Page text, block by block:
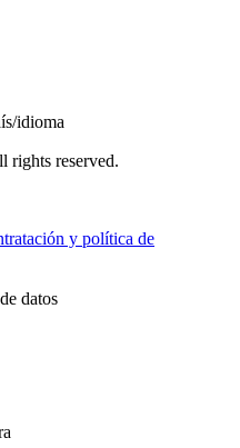
idioma
rights reserved.
y política de
datos